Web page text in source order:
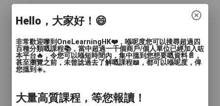
價錢: $100
東區瑜伽試堂優惠
Hello，大家好！😄
非常歡迎嚟到OneLearningHK❤️，喺呢度您可以搜尋超過四
百種分類嘅課程📚，當中超過一千個商戶/個人單位已經加入咗
本平台🔥，令您可以喺短時間內，集中搵到您想要嘅資料📄，
甚至瀏覽之前，未曾諗過去了解嘅課程📖，都可以喺呢度，俾
您搵到☀️。
大量高質課程，等您報讀！